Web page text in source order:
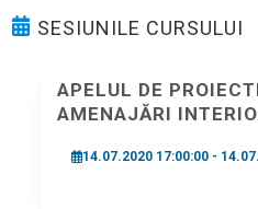
SESIUNILE CURSULUI
APELUL DE
AMENAJĂRI
14.07.2020 17:00:00 -